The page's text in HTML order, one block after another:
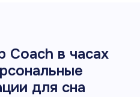
Coach в часах
для сна